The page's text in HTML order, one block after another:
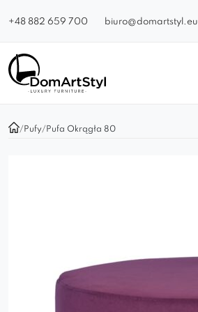
+48 882 659 700 biuro@domartstyl.eu
/ Pufy/ Pufa Okrągła 80